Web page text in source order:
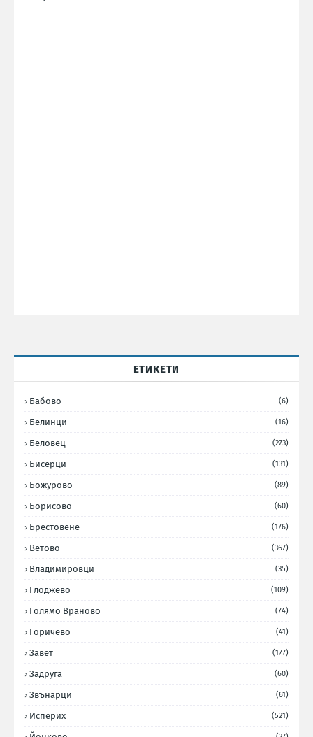
ЕТИКЕТИ
Бабово (6)
Белинци (16)
Беловец (273)
Бисерци (131)
Божурово (89)
Борисово (60)
Брестовене (176)
Ветово (367)
Владимировци (35)
Глоджево (109)
Голямо Враново (74)
Горичево (41)
Завет (177)
Задруга (60)
Звънарци (61)
Исперих (521)